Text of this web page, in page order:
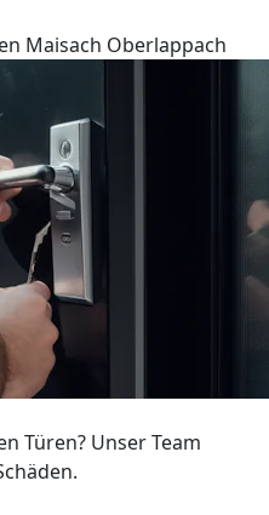
Maisach Oberlappach
Türen? Unser Team